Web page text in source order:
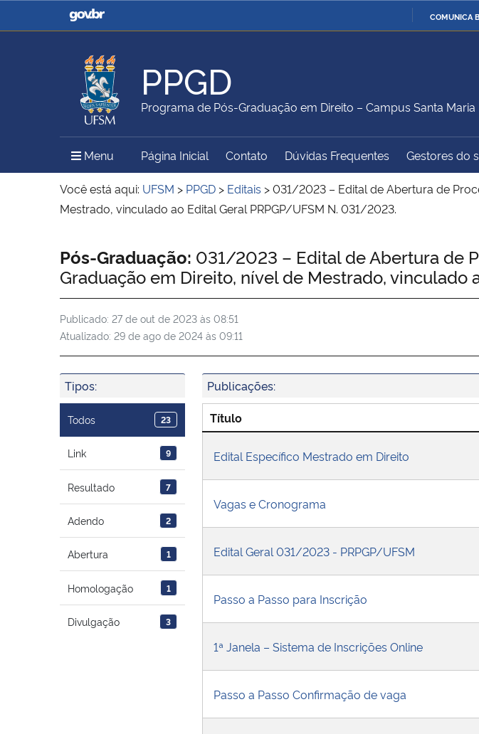
COMUNICA
Casa Civil
Ministério da Justiça e
Ministério da Defesa
Ministério da Agricultura,
Pecuária e Abastecimento
Ministério da Educação
Ministério do Meio Ambiente Ministério do Turismo
Ministério do
Desenvolvimento Regional
Institucional
PPGD
Programa de Pós-Graduação em Direito – Campus Santa Maria
Menu Menu Principal do Sítio
Página Inicial Contato Dúvidas Frequentes Gestores do
Você está aqui: UFSM > PPGD > Editais >031/2023 – Edital de Abertura de
Mestrado, vinculado ao Edital Geral PRPGP/UFSM N. 031/2023.
Início do conteúdo
Pós-Graduação: 031/2023 – Edital de Abertura de
Graduação em Direito, nível de Mestrado, vinculado
Publicado: 27 de out de 2023 às 08:51
Atualizado: 29 de ago de 2024 às 09:11
Tipos:
Todos 23
Link 9
Resultado 7
Adendo 2
Abertura 1
Homologação 1
Divulgação 3
Publicações:
Título
Edital Específico Mestrado em Direito
Vagas e Cronograma
Edital Geral 031/2023 - PRPGP/UFSM
Passo a Passo para Inscrição
1ª Janela – Sistema de Inscrições Online
Passo a Passo Confirmação de vaga